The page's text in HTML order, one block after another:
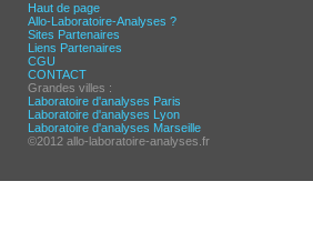
Haut de page
Allo-Laboratoire-Analyses ?
Sites Partenaires
Liens Partenaires
CGU
CONTACT
Grandes villes :
Laboratoire d'analyses Paris
Laboratoire d'analyses Lyon
Laboratoire d'analyses Marseille
©2012 allo-laboratoire-analyses.fr